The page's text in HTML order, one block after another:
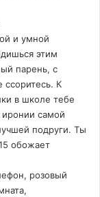
и умной
этим
парень, с
ссоритесь. К
в школе тебе
самой
подруги. Ты
обожает
розовый